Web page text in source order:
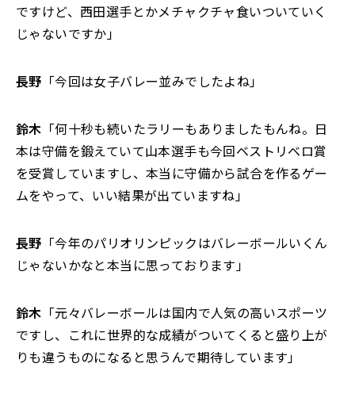
ですけど、西田選手とかメチャクチャ食いついていく
じゃないですか」
長野 「今回は女子バレー並みでしたよね」
鈴木 「何十秒も続いたラリーもありましたもんね。日
本は守備を鍛えていて山本選手も今回ベストリベロ賞
を受賞していますし、本当に守備から試合を作るゲー
ムをやって、いい結果が出ていますね」
長野 「今年のパリオリンピックはバレーボールいくん
じゃないかなと本当に思っております」
鈴木 「元々バレーボールは国内で人気の高いスポーツ
ですし、これに世界的な成績がついてくると盛り上が
りも違うものになると思うんで期待しています」